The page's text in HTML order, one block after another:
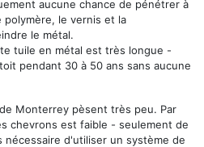
aucune chance de pénétrer à
le vernis et la
le métal.
tuile en métal est très longue -
pendant 30 à 50 ans sans aucune
Monterrey pèsent très peu. Par
chevrons est faible - seulement de
nécessaire d'utiliser un système de